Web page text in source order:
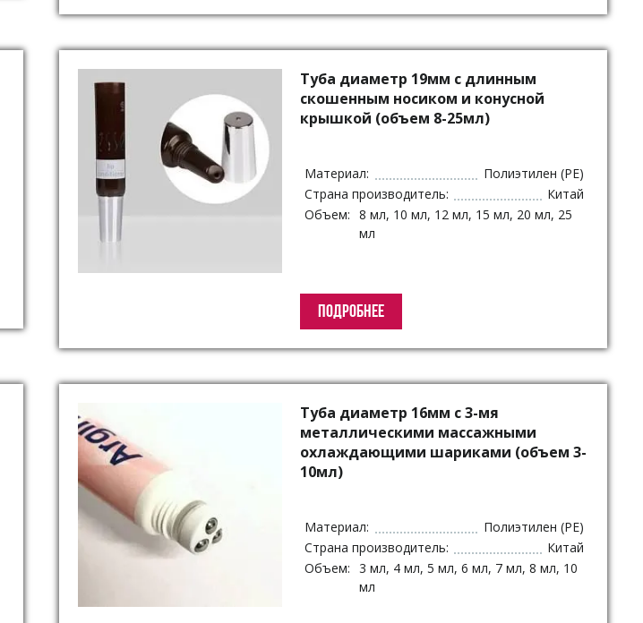
Туба диаметр 19мм с длинным
скошенным носиком и конусной
крышкой (объем 8-25мл)
Материал:
Полиэтилен (PE)
Страна производитель:
Китай
Объем: 8 мл, 10 мл, 12 мл, 15 мл, 20 мл, 25
мл
ПОДРОБНЕЕ
Туба диаметр 16мм с 3-мя
металлическими массажными
охлаждающими шариками (объем 3-
10мл)
Материал:
Полиэтилен (PE)
Страна производитель:
Китай
Объем: 3 мл, 4 мл, 5 мл, 6 мл, 7 мл, 8 мл, 10
мл